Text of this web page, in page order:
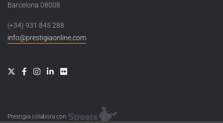
Barcelona 08008
(+34) 931 845 288
info@prestigiaonline.com
Prestigia colabora con